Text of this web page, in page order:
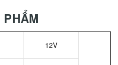
12V